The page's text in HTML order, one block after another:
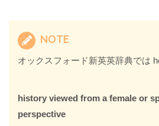
NOTE
オックスフォード新英英辞典では
history viewed from a female or
perspective